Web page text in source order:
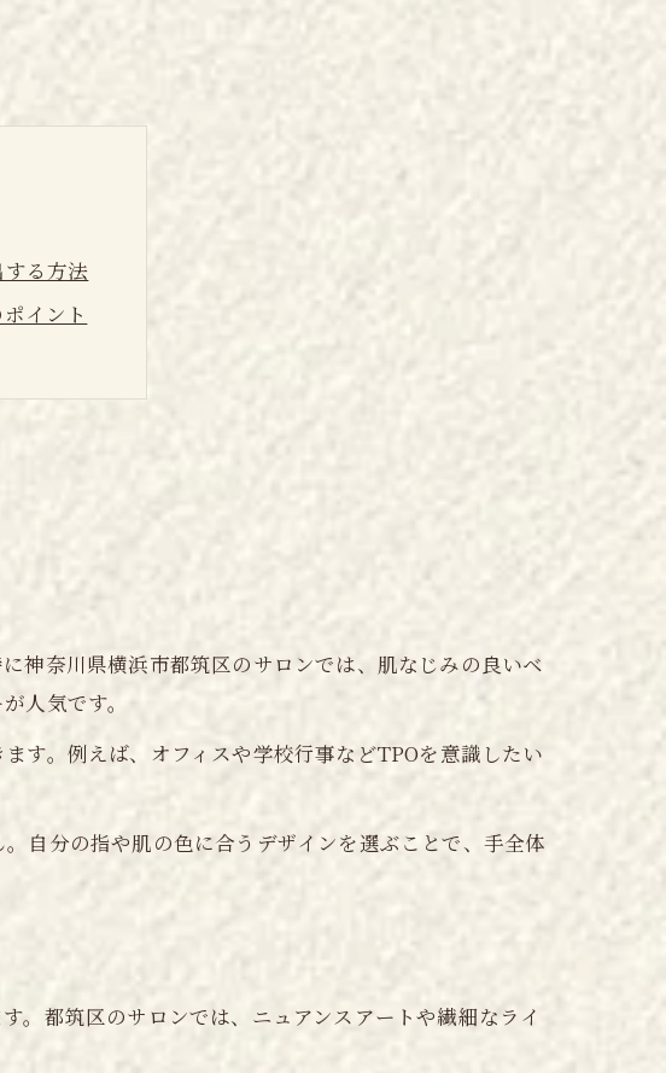
る方法
イント
コツ
紹介
法
仕方
は
イン
解説
ック
夫
神奈川県横浜市都筑区のサロンでは、肌なじみの良いベ
人気です。
す。例えば、オフィスや学校行事などTPOを意識したい
自分の指や肌の色に合うデザインを選ぶことで、手全体
。都筑区のサロンでは、ニュアンスアートや繊細なライ